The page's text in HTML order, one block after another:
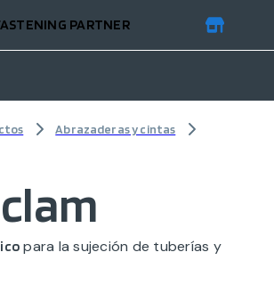
PARTNER
Abrazaderas y cintas
para la sujeción de tuberías y